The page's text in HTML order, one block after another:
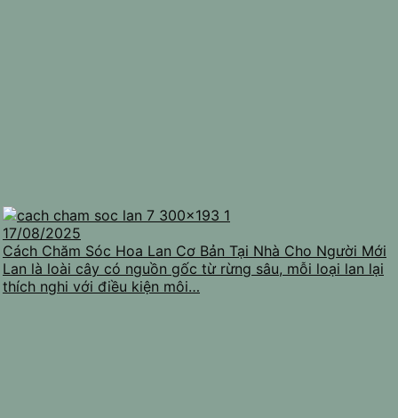
17/08/2025
Cách Chăm Sóc Hoa Lan Cơ Bản Tại Nhà Cho Người Mới
Lan là loài cây có nguồn gốc từ rừng sâu, mỗi loại lan lại
thích nghi với điều kiện môi…